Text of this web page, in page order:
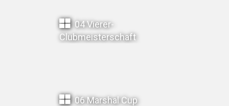
04 Vierer-
Clubmeisterschaft
06 Marshal Cup